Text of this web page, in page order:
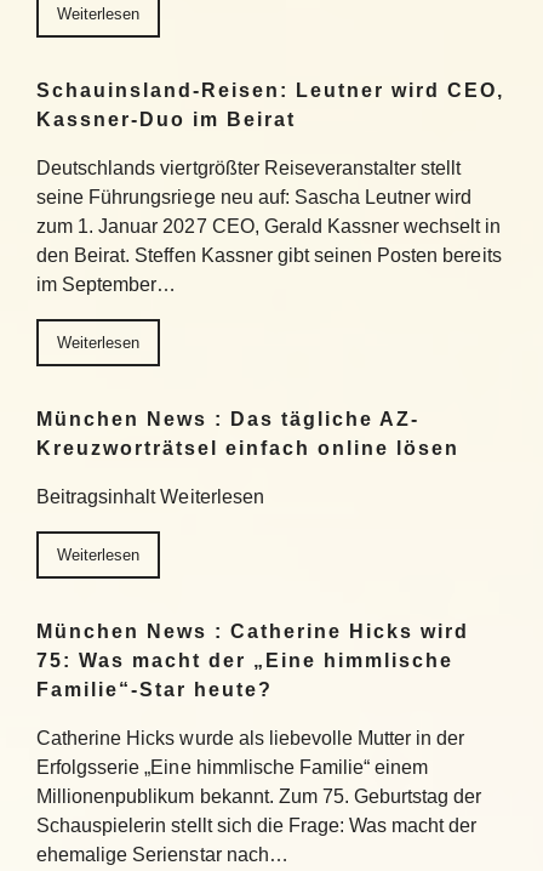
Weiterlesen
Schauinsland-Reisen: Leutner wird CEO,
Kassner-Duo im Beirat
Deutschlands viertgrößter Reiseveranstalter stellt
seine Führungsriege neu auf: Sascha Leutner wird
zum 1. Januar 2027 CEO, Gerald Kassner wechselt in
den Beirat. Steffen Kassner gibt seinen Posten bereits
im September…
Weiterlesen
München News : Das tägliche AZ-
Kreuzworträtsel einfach online lösen
Beitragsinhalt Weiterlesen
Weiterlesen
München News : Catherine Hicks wird
75: Was macht der „Eine himmlische
Familie“-Star heute?
Catherine Hicks wurde als liebevolle Mutter in der
Erfolgsserie „Eine himmlische Familie“ einem
Millionenpublikum bekannt. Zum 75. Geburtstag der
Schauspielerin stellt sich die Frage: Was macht der
ehemalige Serienstar nach…